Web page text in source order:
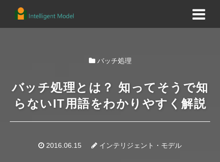
バッチ処理
バッチ処理とは？ 知ってそうで知
らないIT用語をわかりやすく解説
2016.06.15 インテリジェント・モデル